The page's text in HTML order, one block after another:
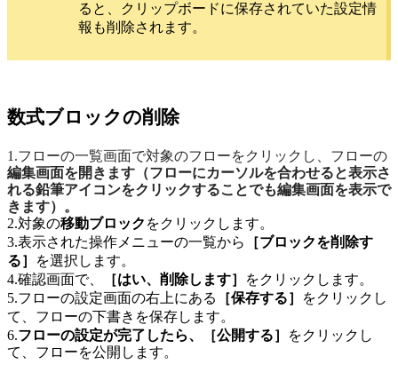
ると、クリップボードに保存されていた設定情
報も削除されます。
数式ブロックの削除
1.フローの一覧画面で対象のフローをクリックし、フローの
編集画面を開きます（フローにカーソルを合わせると表示さ
れる鉛筆アイコンをクリックすることでも編集画面を表示で
きます）。
2.対象の移動ブロック をクリックします。
3.表示された操作メニューの一覧から
［ブロックを削除す
る］
を選択します。
4.確認画面で、 ［はい、削除します］
をクリックします。
5.フローの設定画面の右上にある
［保存する］
をクリックし
て、フローの下書きを保存します。
6.フローの設定が完了したら、［公開する］
をクリックし
て、フローを公開します。